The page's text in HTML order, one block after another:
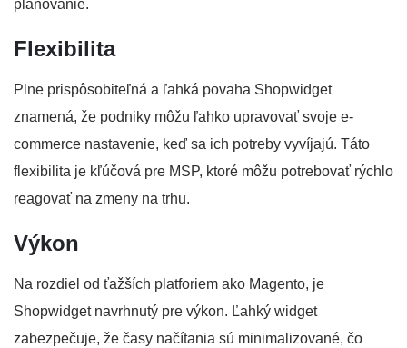
plánovanie.
Flexibilita
Plne prispôsobiteľná a ľahká povaha Shopwidget
znamená, že podniky môžu ľahko upravovať svoje e-
commerce nastavenie, keď sa ich potreby vyvíjajú. Táto
flexibilita je kľúčová pre MSP, ktoré môžu potrebovať rýchlo
reagovať na zmeny na trhu.
Výkon
Na rozdiel od ťažších platforiem ako Magento, je
Shopwidget navrhnutý pre výkon. Ľahký widget
zabezpečuje, že časy načítania sú minimalizované, čo